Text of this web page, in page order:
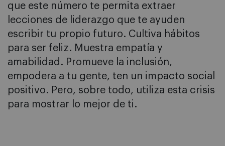
que este número te permita extraer
lecciones de liderazgo que te ayuden
escribir tu propio futuro. Cultiva hábitos
para ser feliz. Muestra empatía y
amabilidad. Promueve la inclusión,
empodera a tu gente, ten un impacto social
positivo. Pero, sobre todo, utiliza esta crisis
para mostrar lo mejor de ti.